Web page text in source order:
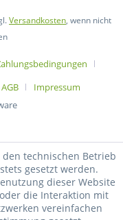
Versandkosten, wenn nicht
AGB
Impressum
technischen Betrieb
gesetzt werden.
dieser Website
die Interaktion mit
vereinfachen